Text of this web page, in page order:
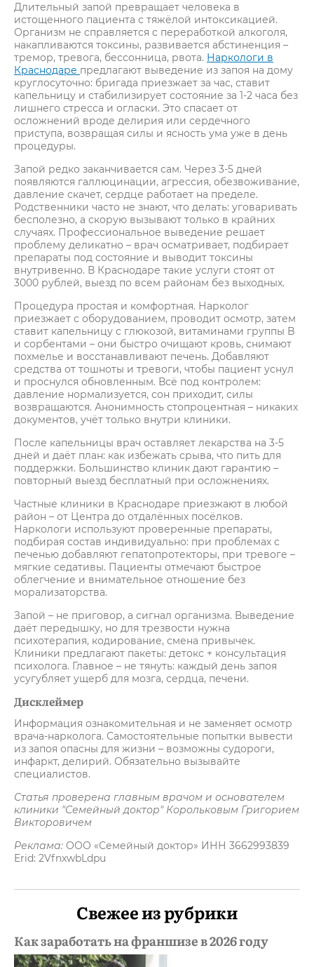
Длительный запой превращает человека в
истощенного пациента с тяжёлой интоксикацией.
Организм не справляется с переработкой алкоголя,
накапливаются токсины, развивается абстиненция –
тремор, тревога, бессонница, рвота. Наркологи в
Краснодаре предлагают выведение из запоя на дому
круглосуточно: бригада приезжает за час, ставит
капельницу и стабилизирует состояние за 1-2 часа без
лишнего стресса и огласки. Это спасает от
осложнений вроде делирия или сердечного
приступа, возвращая силы и ясность ума уже в день
процедуры.​
Запой редко заканчивается сам. Через 3-5 дней
появляются галлюцинации, агрессия, обезвоживание,
давление скачет, сердце работает на пределе.
Родственники часто не знают, что делать: уговаривать
бесполезно, а скорую вызывают только в крайних
случаях. Профессиональное выведение решает
проблему деликатно – врач осматривает, подбирает
препараты под состояние и выводит токсины
внутривенно. В Краснодаре такие услуги стоят от
3000 рублей, выезд по всем районам без выходных.​
Процедура простая и комфортная. Нарколог
приезжает с оборудованием, проводит осмотр, затем
ставит капельницу с глюкозой, витаминами группы B
и сорбентами – они быстро очищают кровь, снимают
похмелье и восстанавливают печень. Добавляют
средства от тошноты и тревоги, чтобы пациент уснул
и проснулся обновленным. Всё под контролем:
давление нормализуется, сон приходит, силы
возвращаются. Анонимность стопроцентная – никаких
документов, учёт только внутри клиники.​
После капельницы врач оставляет лекарства на 3-5
дней и даёт план: как избежать срыва, что пить для
поддержки. Большинство клиник дают гарантию –
повторный выезд бесплатный при осложнениях.​
Частные клиники в Краснодаре приезжают в любой
район – от Центра до отдалённых посёлков.
Наркологи используют проверенные препараты,
подбирая состав индивидуально: при проблемах с
печенью добавляют гепатопротекторы, при тревоге –
мягкие седативы. Пациенты отмечают быстрое
облегчение и внимательное отношение без
морализаторства.​
Запой – не приговор, а сигнал организма. Выведение
даёт передышку, но для трезвости нужна
психотерапия, кодирование, смена привычек.
Клиники предлагают пакеты: детокс + консультация
психолога. Главное – не тянуть: каждый день запоя
усугубляет ущерб для мозга, сердца, печени.​
Дисклеймер
Информация ознакомительная и не заменяет осмотр
врача-нарколога. Самостоятельные попытки вывести
из запоя опасны для жизни – возможны судороги,
инфаркт, делирий. Обязательно вызывайте
специалистов.
Статья проверена главным врачом и основателем
клиники "Семейный доктор" Корольковым Григорием
Викторовичем
Реклама: ООО «Семейный доктор» ИНН 3662993839
Erid: 2VfnxwbLdpu
Свежее из рубрики
Как заработать на франшизе в 2026 году